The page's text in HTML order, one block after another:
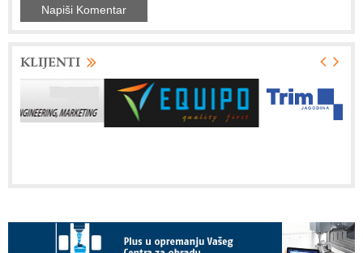
KLIJENTI